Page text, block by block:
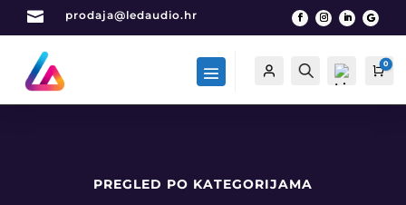
 prodaja@ledaudio.hr
Račun Traži 0
PREGLED PO KATEGORIJAMA